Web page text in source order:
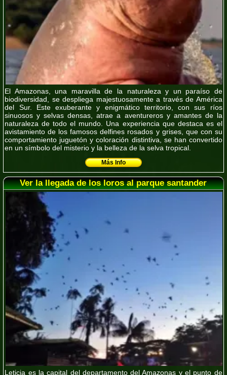
El Amazonas, una maravilla de la naturaleza y un paraíso de
biodiversidad, se despliega majestuosamente a través de América
del Sur. Este exuberante y enigmático territorio, con sus ríos
sinuosos y selvas densas, atrae a aventureros y amantes de la
naturaleza de todo el mundo. Una experiencia que destaca es el
avistamiento de los famosos delfines rosados y grises, que con su
comportamiento juguetón y coloración distintiva, se han convertido
en un símbolo del misterio y la belleza de la selva tropical.
Más Info
Ver la llegada de los loros al parque santander
Leticia es la capital del departamento del Amazonas y el punto de